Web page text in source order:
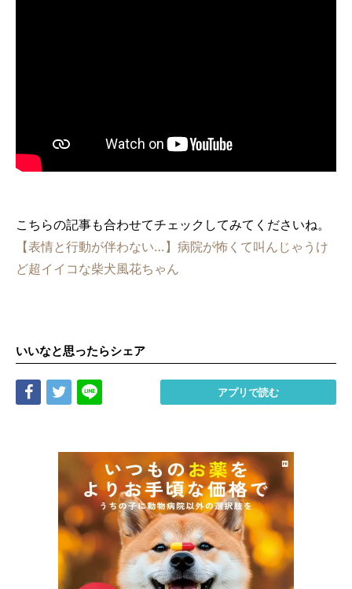
こちらの記事も合わせてチェックしてみてくださいね。
【表情と行動が伴わない…】病院が怖くて叫んじゃうけ
ど超イイコな柴犬風花ちゃん
いいなと思ったらシェア
Share Tweet アプリで読む